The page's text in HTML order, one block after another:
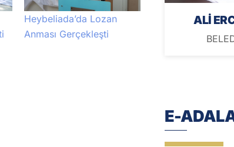
Heybeliada’da Lozan
Anması Gerçekleşti
ALİ
E-